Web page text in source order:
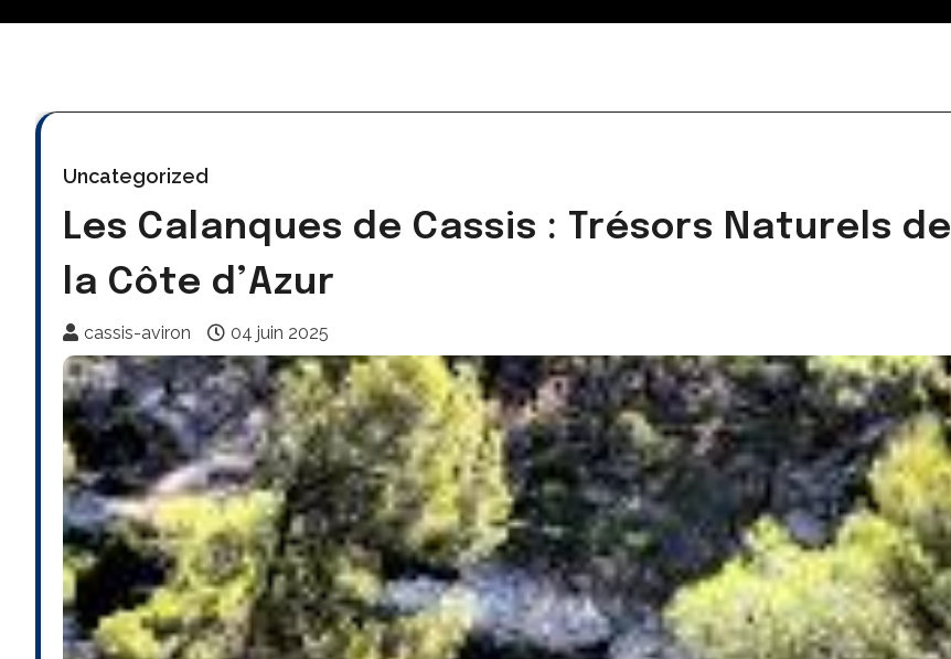
Uncategorized
Les Calanques de Cassis : Trésors Naturels de
la Côte d’Azur
cassis-aviron 04 juin 2025